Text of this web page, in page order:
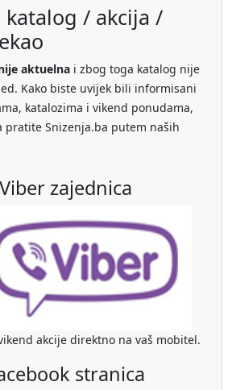
katalog / akcija /
aktuelna i zbog toga katalog nije
Kako biste uvijek bili informisani
katalozima i vikend ponudama,
pratite Snizenja.ba putem naših
zajednica
akcije direktno na vaš mobitel.
stranica